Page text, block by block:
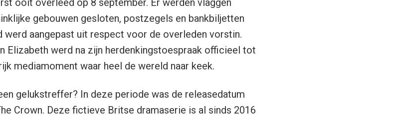
ooit overleed op 8 september. Er werden vlaggen
gebouwen gesloten, postzegels en bankbiljetten
aangepast uit respect voor de overleden vorstin.
Elizabeth werd na zijn herdenkingstoespraak officieel tot
mediamoment waar heel de wereld naar keek.
gelukstreffer? In deze periode was de releasedatum
Crown. Deze fictieve Britse dramaserie is al sinds 2016